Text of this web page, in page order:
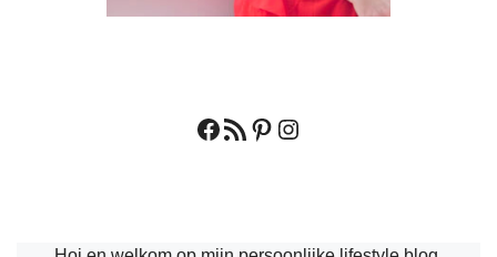
Facebook
RSS feedPinterest
Instagram